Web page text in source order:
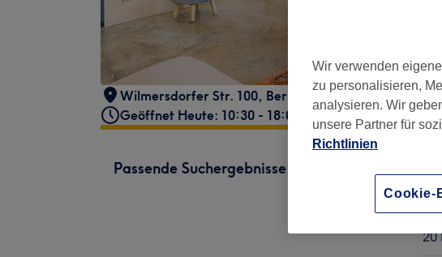
Wilmersdorfer Str. 100, Berlin, Charlottenburg ,
Geöffnet Heute: 10:30 - 18:00
Passende Suchergebnisse
20
Wir verwenden
zu personalisieren,
analysieren. Wir
unsere Partner für
Richtlinien
Cookie-